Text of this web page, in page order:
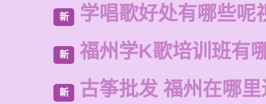
新 学唱歌好处有哪些呢
新 福州学K歌培训班有
新 古筝批发 福州在哪